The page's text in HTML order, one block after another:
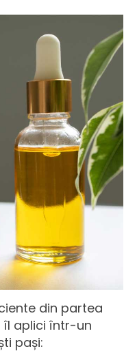
din partea
îl aplici într-un
pași: